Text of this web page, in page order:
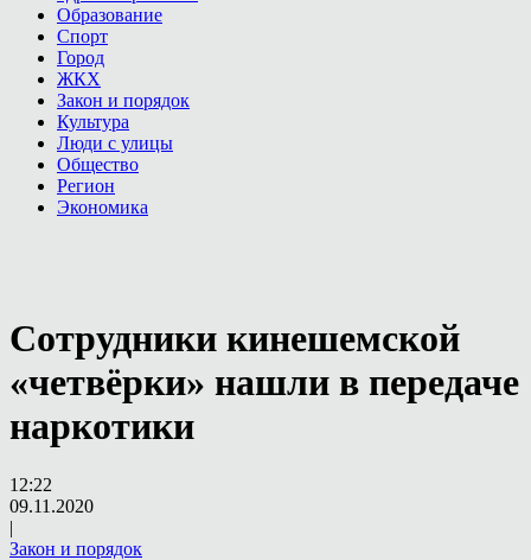
Образование
Спорт
Город
ЖКХ
Закон и порядок
Культура
Люди с улицы
Общество
Регион
Экономика
Сотрудники кинешемской
«четвёрки» нашли в передаче
наркотики
12:22
09.11.2020
|
Закон и порядок